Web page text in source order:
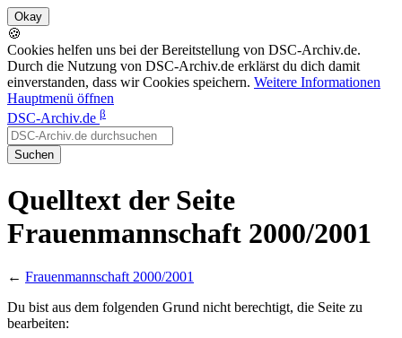
🍪
Cookies helfen uns bei der Bereitstellung von DSC-Archiv.de.
Durch die Nutzung von DSC-Archiv.de erklärst du dich damit
einverstanden, dass wir Cookies speichern. Weitere Informationen
Hauptmenü öffnen
DSC-Archiv.de β
Suchen
Quelltext der Seite
Frauenmannschaft 2000/2001
← Frauenmannschaft 2000/2001
Du bist aus dem folgenden Grund nicht berechtigt, die Seite zu
bearbeiten: